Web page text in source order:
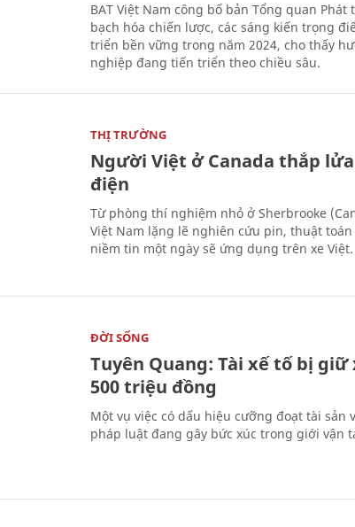
BAT Việt Nam công bố bản Tổng quan
bạch hóa chiến lược, các sáng kiến trọng
triển bền vững trong năm 2024, cho thấy
nghiệp đang tiến triển theo chiều sâu.
THỊ TRƯỜNG
Người Việt ở Canada thắp
điện
Từ phòng thí nghiệm nhỏ ở Sherbrooke
Việt Nam lặng lẽ nghiên cứu pin, thuật toán
niềm tin một ngày sẽ ứng dụng trên xe Việt.
ĐỜI SỐNG
Tuyên Quang: Tài xế tố bị
500 triệu đồng
Một vụ việc có dấu hiệu cưỡng đoạt tài
pháp luật đang gây bức xúc trong giới vận